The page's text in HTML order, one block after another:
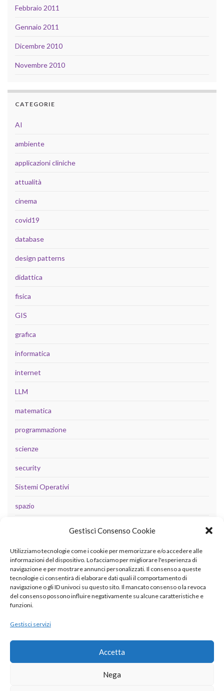
Gestisci Consenso Cookie
Utilizziamo tecnologie come i cookie per memorizzare e/o accedere alle
informazioni del dispositivo. Lo facciamo per migliorare l'esperienza di
navigazione e per mostrare annunci personalizzati. Il consenso a queste
tecnologie ci consentirà di elaborare dati quali il comportamento di
navigazione o gli ID univoci su questo sito. Il mancato consenso o la revoca
del consenso possono influire negativamente su alcune caratteristiche e
funzioni.
Gestisci servizi
Accetta
Nega
Febbraio 2011
Gennaio 2011
Dicembre 2010
Novembre 2010
CATEGORIE
AI
ambiente
applicazioni cliniche
attualità
cinema
covid19
database
design patterns
didattica
fisica
GIS
grafica
informatica
internet
LLM
matematica
programmazione
scienze
security
Sistemi Operativi
spazio
META
Accedi
Feed dei contenuti
Feed dei commenti